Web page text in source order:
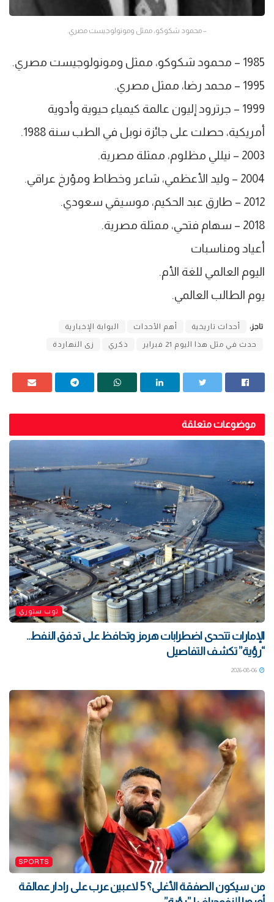
– محمود شكوكو، ممثل ومونولوجيست مصري.
1985 – محمود شكوكو، ممثل ومونولوجيست مصري.
1995 – محمد رضا، ممثل مصري.
1999 – جرترود إليون عالمة كيمياء حيوية وأدوية
أمريكية، حصلت على جائزة نوبل في الطب سنة 1988.
2003 – نيللي مظلوم، ممثلة مصرية.
2004 – وليد الأعظمي، شاعر وخطاط ومؤرخ عراقي.
2012 – طارق عبد الحكيم، موسيقي سعودي.
2018 – سهام فتحي، ممثلة مصرية.
أعياد ومناسبات
اليوم العالمي للغة الأم.
يوم الطالب العالمي.
تاجز: أحداث تاريخية أهم الأحداث البوابة الإخبارية
حدث في مثل هذا اليوم 21 فبراير ذكري زى النهاردة
موضوعات متعلقة
توب ستوري
الإمارات تتحدى اضطرابات هرمز وتحافظ على تدفق النفط..
“رؤية” تكشف التفاصيل
SPORTS
من سيكون الصفقة الأغلى؟ 5 لاعبين عرب على رادار عمالقة